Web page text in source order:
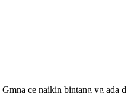
Gmna ce naikin bintang yg ada d